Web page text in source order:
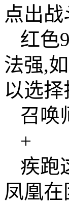
点出
红色
法强,
以选择
召唤
+
疾跑
凤凰